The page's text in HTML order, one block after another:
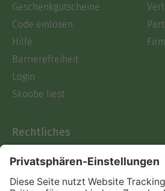
Geschenkgutscheine
Code einlösen
Hilfe
Barrierefreiheit
Login
Skoobe liest
Rechtliches
AGB
Informationen nach Data